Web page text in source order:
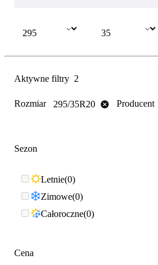
Aktywne filtry 2
Rozmiar 295/35R20 Producent
Sezon
Letnie 0
Zimowe 0
Całoroczne 0
Cena